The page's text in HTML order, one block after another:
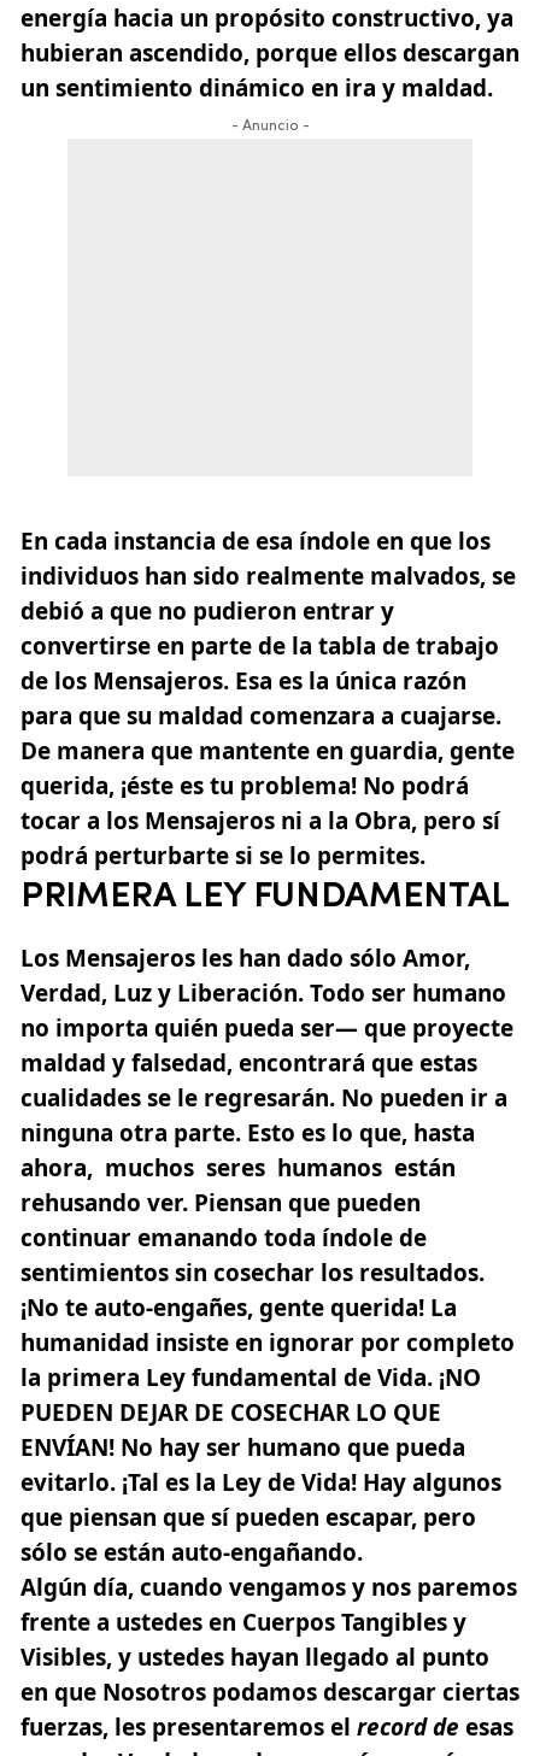
energía hacia un propósito constructivo, ya
hubieran ascendido, porque ellos descargan
un sentimiento dinámico en ira y maldad.
- Anuncio -
En cada instancia de esa índole en que los
individuos han sido realmente malvados, se
debió a que no pudieron entrar y
convertirse en parte de la tabla de trabajo
de los Mensajeros. Esa es la única razón
para que su maldad comenzara a cuajarse.
De manera que mantente en guardia, gente
querida, ¡éste es tu problema! No podrá
tocar a los Mensajeros ni a la Obra, pero sí
podrá perturbarte si se lo permites.
PRIMERA LEY FUNDAMENTAL
Los Mensajeros les han dado sólo Amor,
Verdad, Luz y Liberación. Todo ser humano
no importa quién pueda ser— que proyecte
maldad y falsedad, encontrará que estas
cualidades se le regresarán. No pueden ir a
ninguna otra parte. Esto es lo que, hasta
ahora, muchos seres humanos están
rehusando ver. Piensan que pueden
continuar emanando toda índole de
sentimientos sin cosechar los resultados.
¡No te auto-engañes, gente querida! La
humanidad insiste en ignorar por completo
la primera Ley fundamental de Vida. ¡NO
PUEDEN DEJAR DE COSECHAR LO QUE
ENVÍAN! No hay ser humano que pueda
evitarlo. ¡Tal es la Ley de Vida! Hay algunos
que piensan que sí pueden escapar, pero
sólo se están auto-engañando.
Algún día, cuando vengamos y nos paremos
frente a ustedes en Cuerpos Tangibles y
Visibles, y ustedes hayan llegado al punto
en que Nosotros podamos descargar ciertas
fuerzas, les presentaremos el record de esas